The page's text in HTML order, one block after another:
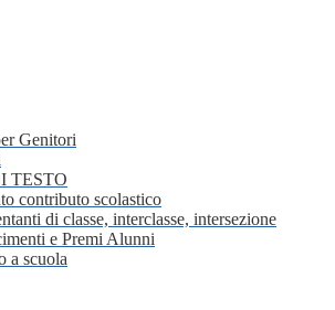
Genitori
TESTO
contributo scolastico
di classe, interclasse, intersezione
e Premi Alunni
a scuola